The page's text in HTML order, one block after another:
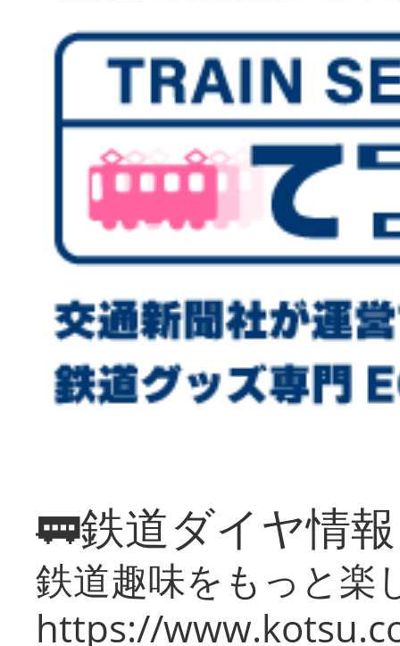
🚃鉄道ダイヤ情
鉄道趣味をもっと楽
https://